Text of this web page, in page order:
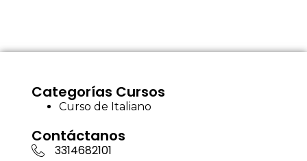
Categorías Cursos
Curso de Italiano
Contáctanos
3314682101